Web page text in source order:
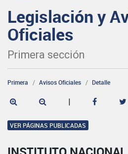
Legislación y
Oficiales
Primera sección
Primera Avisos Oficiales Detalle
|
VER PÁGINAS PUBLICADAS